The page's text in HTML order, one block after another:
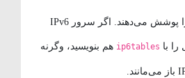
این قوانین فقط IPv4 را پوشش می‌دهند. اگر سرور IPv6
با ip6tables هم بنویسید، وگرنه